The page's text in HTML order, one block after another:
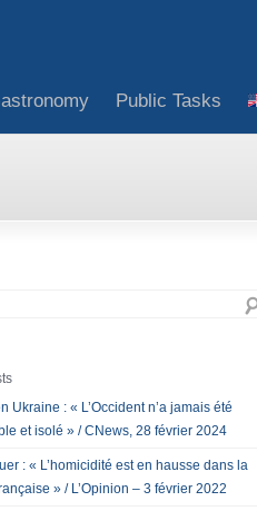
Public Tasks
Ukraine : « L’Occident n’a jamais été
et isolé » / CNews, 28 février 2024
: « L’homicidité est en hausse dans la
» / L’Opinion – 3 février 2022